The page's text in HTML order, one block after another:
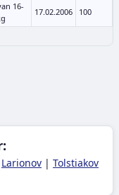
16-
17.02.2006 100
Larionov | Tolstiakov